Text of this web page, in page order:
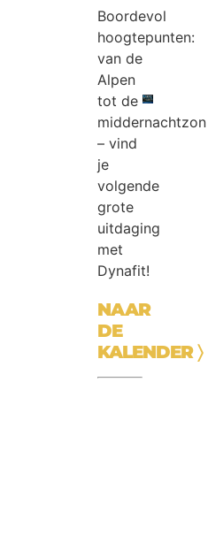
Boordevol
hoogtepunten:
van de
Alpen
tot de
middernachtzon
– vind
je
volgende
grote
uitdaging
met
Dynafit!
NAAR
DE
KALENDER〉